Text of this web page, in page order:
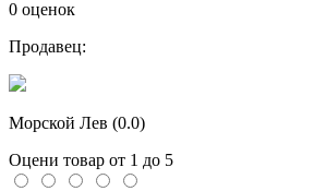
0 оценок
Продавец:
Морской Лев (0.0)
Оцени товар от 1 до 5